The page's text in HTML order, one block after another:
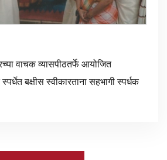
वाचक व्यासपीठतर्फे आयोजित
बक्षीस स्वीकारताना सहभागी स्पर्धक